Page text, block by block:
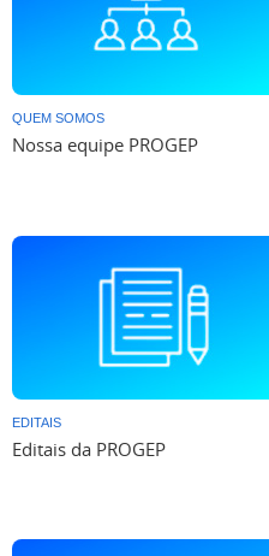
QUEM SOMOS
Nossa equipe PROGEP
EDITAIS
Editais da PROGEP